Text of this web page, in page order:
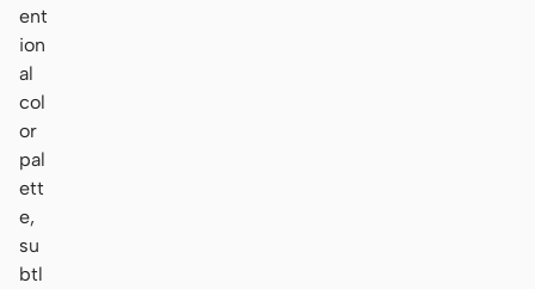
ent
ion
al
col
or
pal
ett
e,
su
btl